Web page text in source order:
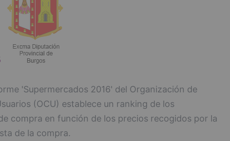
'Supermercados 2016' del Organización de
(OCU) establece un ranking de los
compra en función de los precios recogidos por la
de la compra.